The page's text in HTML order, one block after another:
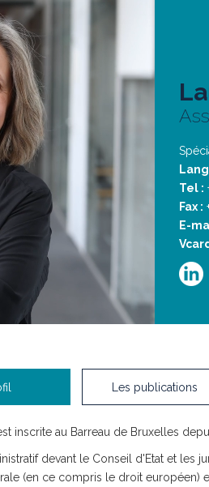
Tel :
Fax :
E-
Les publications
inscrite au Barreau de Bruxelles
devant le Conseil d'Etat et les
(en ce compris le droit européen)